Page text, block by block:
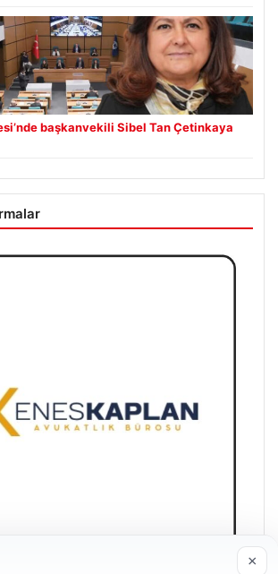
başkanvekili Sibel Tan Çetinkaya
×